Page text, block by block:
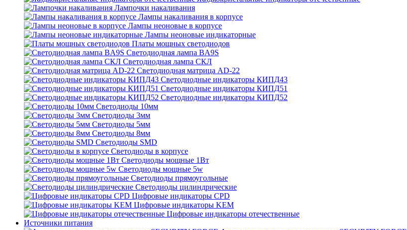
Лампочки накаливания
Лампы накаливания в корпусе
Лампы неоновые в корпусе
Лампы неоновые индикаторные
Платы мощных светодиодов
Светодиодная лампа BA9S
Светодиодная лампа СКЛ
Светодиодная матрица AD-22
Светодиодные индикаторы КИПД43
Светодиодные индикаторы КИПД51
Светодиодные индикаторы КИПД52
Светодиоды 10мм
Светодиоды 3мм
Светодиоды 5мм
Светодиоды 8мм
Светодиоды SMD
Светодиоды в корпусе
Светодиоды мощные 1Вт
Светодиоды мощные 5w
Светодиоды прямоугольные
Светодиоды цилиндрические
Цифровые индикаторы CPD
Цифровые индикаторы KEM
Цифровые индикаторы отечественные
Источники питания